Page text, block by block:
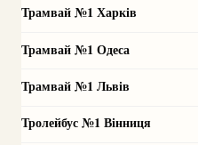
Трамвай №1 Харків
Трамвай №1 Одеса
Трамвай №1 Львів
Тролейбус №1 Вінниця